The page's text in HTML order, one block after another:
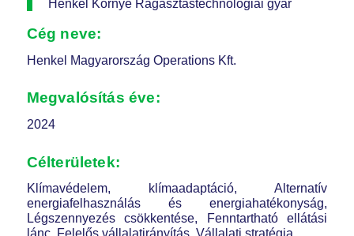
Henkel Környe Ragasztástechnológiai gyár
Cég neve:
Henkel Magyarország Operations Kft.
Megvalósítás éve:
2024
Célterületek:
Klímavédelem, klímaadaptáció, Alternatív
energiafelhasználás és energiahatékonyság,
Légszennyezés csökkentése, Fenntartható ellátási